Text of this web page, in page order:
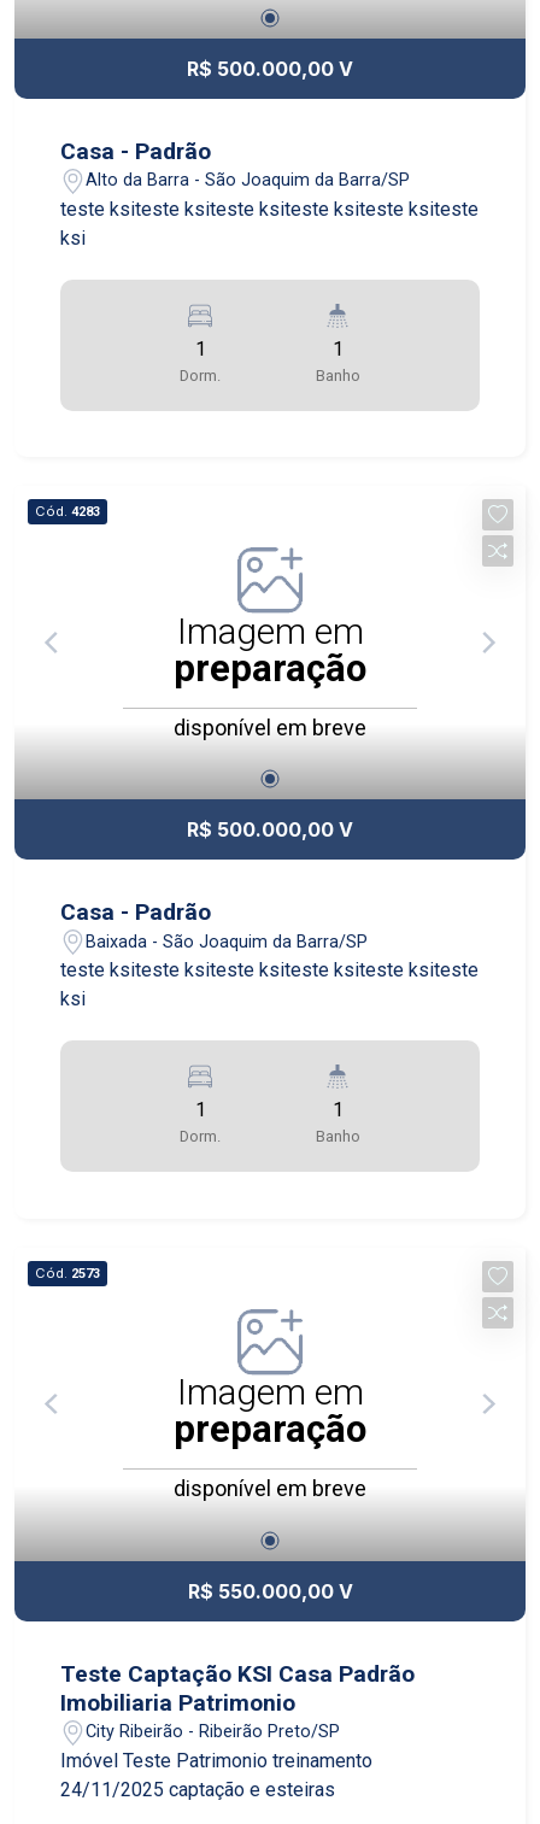
R$ 500.000,00 V
Casa - Padrão
Alto da Barra - São Joaquim da Barra/SP
teste ksiteste ksiteste ksiteste ksiteste ksiteste
ksi
1
Dorm.
1
Banho
Cód. 4283
Imagem em
preparação
disponível em breve
R$ 500.000,00 V
Casa - Padrão
Baixada - São Joaquim da Barra/SP
teste ksiteste ksiteste ksiteste ksiteste ksiteste
ksi
1
Dorm.
1
Banho
Cód. 2573
Imagem em
preparação
disponível em breve
R$ 550.000,00 V
Teste Captação KSI Casa Padrão
Imobiliaria Patrimonio
City Ribeirão - Ribeirão Preto/SP
Imóvel Teste Patrimonio treinamento
24/11/2025 captação e esteiras